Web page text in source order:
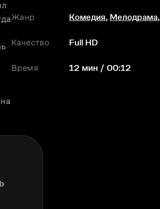
Жанр Комедия, Мелодрама,
Качество Full HD
Время 12 мин / 00:12